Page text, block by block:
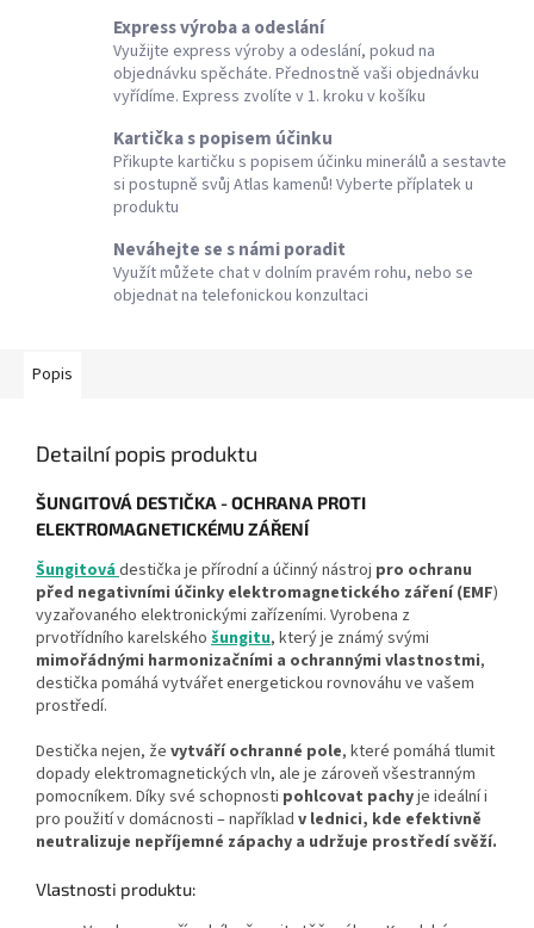
Express výroba a odeslání
Využijte express výroby a odeslání, pokud na
objednávku spěcháte. Přednostně vaši objednávku
vyřídíme. Express zvolíte v 1. kroku v košíku
Kartička s popisem účinku
Přikupte kartičku s popisem účinku minerálů a sestavte
si postupně svůj Atlas kamenů! Vyberte příplatek u
produktu
Neváhejte se s námi poradit
Využít můžete chat v dolním pravém rohu, nebo se
objednat na telefonickou konzultaci
Popis
Detailní popis produktu
ŠUNGITOVÁ DESTIČKA - OCHRANA PROTI
ELEKTROMAGNETICKÉMU ZÁŘENÍ
Šungitová destička je přírodní a účinný nástroj pro ochranu
před negativními účinky elektromagnetického záření (EMF)
vyzařovaného elektronickými zařízeními. Vyrobena z
prvotřídního karelského šungitu, který je známý svými
mimořádnými harmonizačními a ochrannými vlastnostmi,
destička pomáhá vytvářet energetickou rovnováhu ve vašem
prostředí.
Destička nejen, že vytváří ochranné pole, které pomáhá tlumit
dopady elektromagnetických vln, ale je zároveň všestranným
pomocníkem. Díky své schopnosti pohlcovat pachyje ideální i
pro použití v domácnosti – například v lednici, kde efektivně
neutralizuje nepříjemné zápachy a udržuje prostředí svěží.
Vlastnosti produktu: